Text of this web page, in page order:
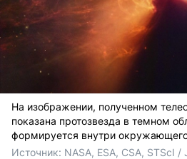
На изображении, полученном
показана протозвезда в темном
формируется внутри
Источник: NASA, ESA, CSA, STScI